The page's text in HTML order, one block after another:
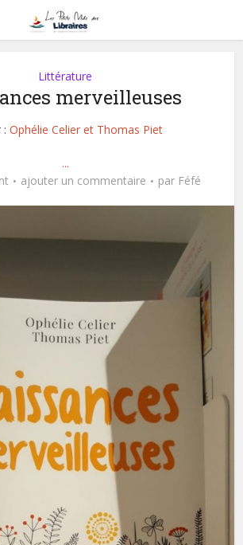
Littérature
merveilleuses
: Ophélie Celier et Thomas Piet
...
ajouter un commentaire par Féfé